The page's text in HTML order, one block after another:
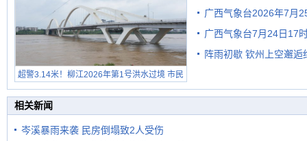
超警3.14米！柳江2026年第1号洪水过境 市民
在堤岸见证汛况
广西气象台2026年7月
级预警
广西气象台7月24日17
阵雨初歇 钦州上空邂逅
相关新闻
岑溪暴雨来袭 民房倒塌致2人受伤